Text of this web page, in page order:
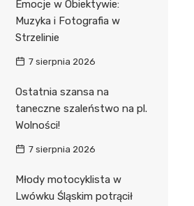
Emocje w Obiektywie:
Muzyka i Fotografia w
Strzelinie
7 sierpnia 2026
Ostatnia szansa na
taneczne szaleństwo na pl.
Wolności!
7 sierpnia 2026
Młody motocyklista w
Lwówku Śląskim potrącił